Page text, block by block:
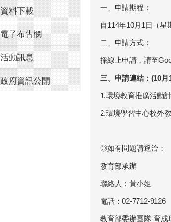
資料下載
電子布告欄
活動訊息
政府資訊公開
一、申請期程：
自114年10月1日（星
二、申請方式：
採線上申請，請至
三、申請連結：(10
1.環境教育推廣活動
2.環境學習中心校外
◎如有問題請逕洽：
教育部承辦
聯絡人：黃小姐
電話：02-7712-9126
教育部委辦團隊-育成